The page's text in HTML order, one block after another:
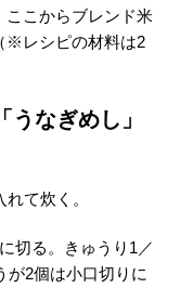
ここからブレンド米
※レシピの材料は2
うなぎめし」
て炊く。
切る。きゅうり1／
が2個は小口切りに